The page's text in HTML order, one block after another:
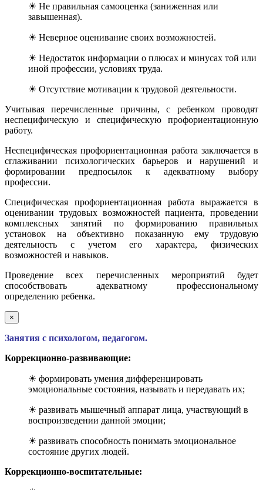
☀ Не правильная самооценка (заниженная или
завышенная).
☀ Неверное оценивание своих возможностей.
☀ Недостаток информации о плюсах и минусах той или
иной профессии, условиях труда.
☀ Отсутствие мотивации к трудовой деятельности.
Учитывая перечисленные причины, с ребенком проводят
неспецифическую и специфическую профориентационную
работу.
Неспецифическая профориентационная работа заключается в
сглаживании психологических барьеров и нарушений и
формировании предпосылок к адекватному выбору
профессии.
Специфическая профориентационная работа выражается в
оценивании трудовых возможностей пациента, проведении
комплексных занятий по формированию правильных
установок на объективно показанную ему трудовую
деятельность с учетом его характера, физических
возможностей и навыков.
Проведение всех перечисленных мероприятий будет
способствовать адекватному профессиональному
определению ребенка.
×
Занятия с психологом, педагогом.
Коррекционно-развивающие:
☀ формировать умения дифференцировать
эмоциональные состояния, называть и передавать их;
☀ развивать мышечный аппарат лица, участвующий в
воспроизведении данной эмоции;
☀ развивать способность понимать эмоциональное
состояние других людей.
Коррекционно-воспитательные: